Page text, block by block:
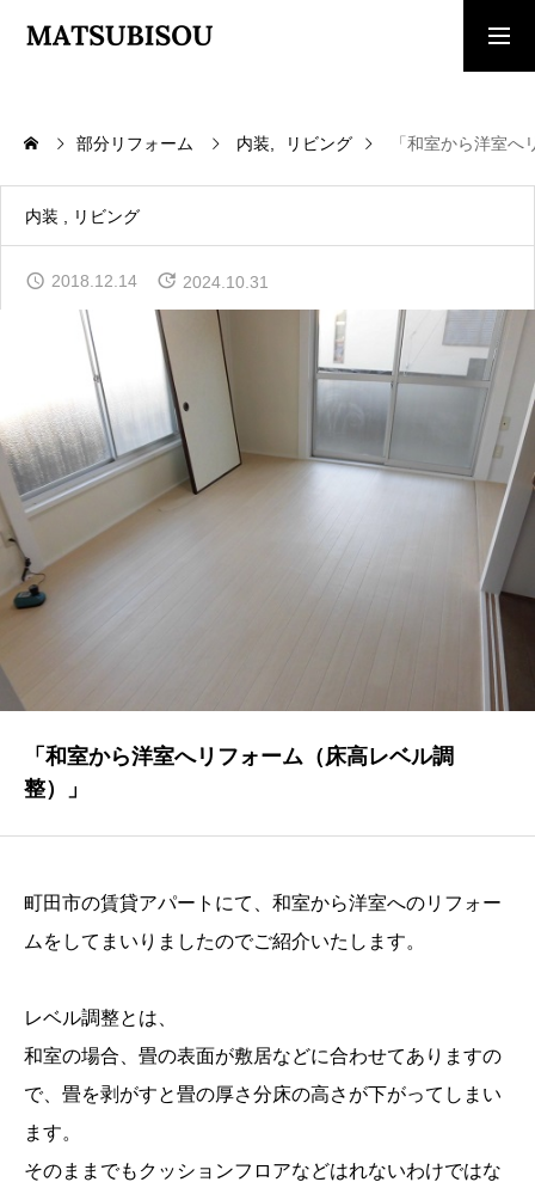
トップページ
WORKS
COMPANY
CONTACT
お問い合わせ
NEWS
最新情報
ENTRY
求人採用情報
部分リフォーム 内装 リビング 「和室から洋室
内装 リビング
2018.12.14 2024.10.31
「和室から洋室へリフォーム（床高レベル調
整）」
町田市の賃貸アパートにて、和室から洋室へのリフォー
ムをしてまいりましたのでご紹介いたします。
レベル調整とは、
和室の場合、畳の表面が敷居などに合わせてありますの
で、畳を剥がすと畳の厚さ分床の高さが下がってしまい
ます。
そのままでもクッションフロアなどはれないわけではな